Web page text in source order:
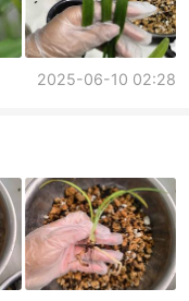
2025-06-10 02:28